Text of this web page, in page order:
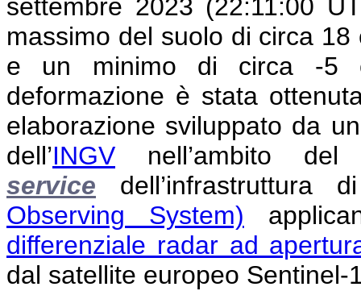
settembre 2023 (22:11:00
massimo del suolo di circa
e un minimo di circa -5
deformazione è stata
elaborazione sviluppato da
dell’INGV nell’ambito
service
Observing System)
differenziale radar ad
dal satellite europeo Sentinel-